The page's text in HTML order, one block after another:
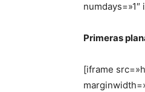
Primeras
[iframe